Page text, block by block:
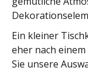
Ein kleiner
eher nach
Sie unsere